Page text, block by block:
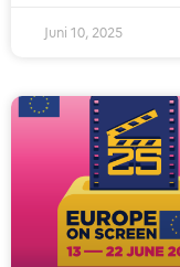
Juni 10, 2025